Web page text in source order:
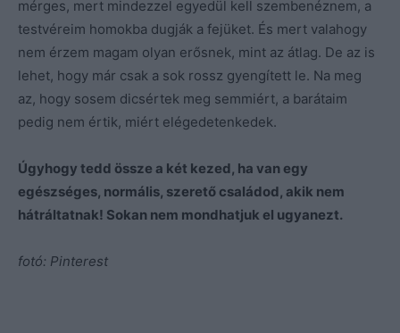
mérges, mert mindezzel egyedül kell szembenéznem, a
testvéreim homokba dugják a fejüket. És mert valahogy
nem érzem magam olyan erősnek, mint az átlag. De az is
lehet, hogy már csak a sok rossz gyengített le. Na meg
az, hogy sosem dicsértek meg semmiért, a barátaim
pedig nem értik, miért elégedetenkedek.
Úgyhogy tedd össze a két kezed, ha van egy
egészséges, normális, szerető családod, akik nem
hátráltatnak! Sokan nem mondhatjuk el ugyanezt.
fotó: Pinterest